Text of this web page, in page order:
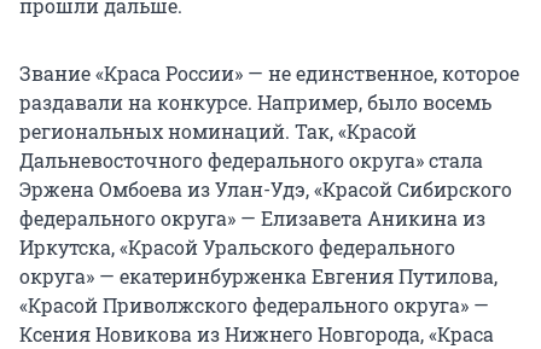
прошли дальше.
Звание «Краса России» — не единственное, которое
раздавали на конкурсе. Например, было восемь
региональных номинаций. Так, «Красой
Дальневосточного федерального округа» стала
Эржена Омбоева из Улан-Удэ, «Красой Сибирского
федерального округа» — Елизавета Аникина из
Иркутска, «Красой Уральского федерального
округа» — екатеринбурженка Евгения Путилова,
«Красой Приволжского федерального округа» —
Ксения Новикова из Нижнего Новгорода, «Краса